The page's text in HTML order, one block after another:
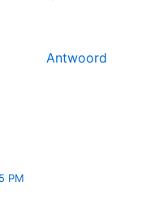
Antwoord
PM